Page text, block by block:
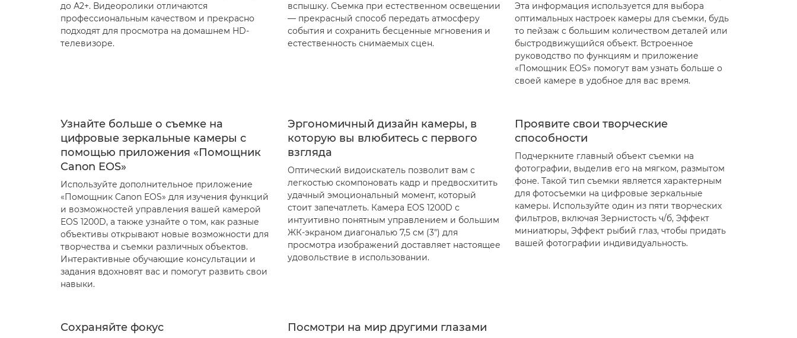
до А2+. Видеоролики отличаются
профессиональным качеством и прекрасно
подходят для просмотра на домашнем HD-
телевизоре.
вспышку. Съемка при естественном освещении
— прекрасный способ передать атмосферу
события и сохранить бесценные мгновения и
естественность снимаемых сцен.
Эта информация используется для выбора
оптимальных настроек камеры для съемки, будь
то пейзаж с большим количеством деталей или
быстродвижущийся объект. Встроенное
руководство по функциям и приложение
«Помощник EOS» помогут вам узнать больше о
своей камере в удобное для вас время.
Узнайте больше о съемке на
цифровые зеркальные камеры с
помощью приложения «Помощник
Canon EOS»
Используйте дополнительное приложение
«Помощник Canon EOS» для изучения функций
и возможностей управления вашей камерой
EOS 1200D, а также узнайте о том, как разные
объективы открывают новые возможности для
творчества и съемки различных объектов.
Интерактивные обучающие консультации и
задания вдохновят вас и помогут развить свои
навыки.
Эргономичный дизайн камеры, в
которую вы влюбитесь с первого
взгляда
Оптический видоискатель позволит вам с
легкостью скомпоновать кадр и предвосхитить
удачный эмоциональный момент, который
стоит запечатлеть. Камера EOS 1200D с
интуитивно понятным управлением и большим
ЖК-экраном диагональю 7,5 см (3") для
просмотра изображений доставляет настоящее
удовольствие в использовании.
Проявите свои творческие
способности
Подчеркните главный объект съемки на
фотографии, выделив его на мягком, размытом
фоне. Такой тип съемки является характерным
для фотосъемки на цифровые зеркальные
камеры. Используйте один из пяти творческих
фильтров, включая Зернистость ч/б, Эффект
миниатюры, Эффект рыбий глаз, чтобы придать
вашей фотографии индивидуальность.
Сохраняйте фокус Посмотри на мир другими глазами